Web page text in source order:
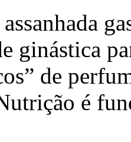
ginástica
de
é